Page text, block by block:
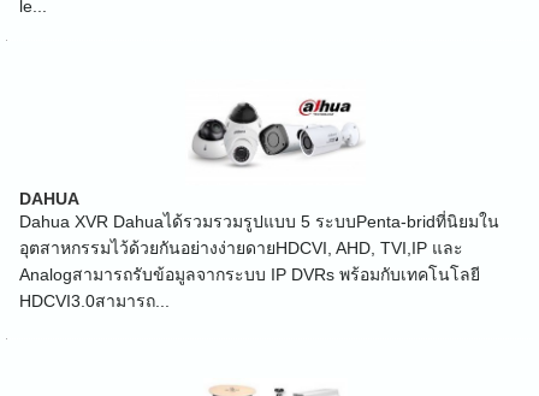
le...
DAHUA
Dahua XVR Dahuaได้รวมรวมรูปแบบ 5 ระบบPenta-bridที่นิยมใน
อุตสาหกรรมไว้ด้วยกันอย่างง่ายดายHDCVI, AHD, TVI,IP และ
Analogสามารถรับข้อมูลจากระบบ IP DVRs พร้อมกับเทคโนโลยี
HDCVI3.0สามารถ...